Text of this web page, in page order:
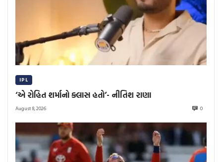
IPL
‘એ રોહિત શર્માનો ક્લાસ હતો’- નીતિશ રાણા
August 8, 2026 0